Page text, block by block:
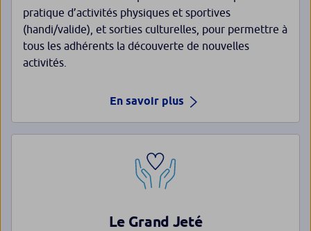
pratique d’activités physiques et sportives
(handi/valide), et sorties culturelles, pour permettre à
tous les adhérents la découverte de nouvelles
activités.
En savoir plus
Le Grand Jeté